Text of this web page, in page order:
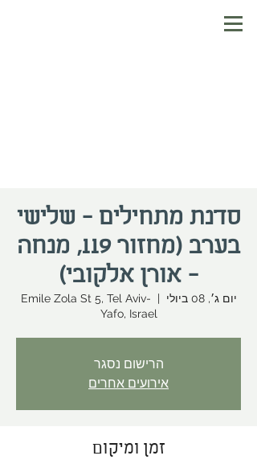
סדנת מתחילים - שלישי
בערב (מחזור 119, מנחה
- אורן אלקובי)
יום ג׳, 08 ביולי
  |
Emile Zola St 5, Tel Aviv-
Yafo, Israel
הרישום נסגר
אירועים אחרים
זמן ומיקום